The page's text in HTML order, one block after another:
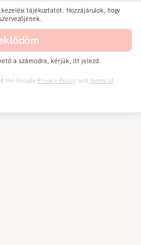
tájékoztatót. Hozzájárulok, hogy
a számodra, kérjük, itt jelezd.
the Google Privacy Policy and Terms of